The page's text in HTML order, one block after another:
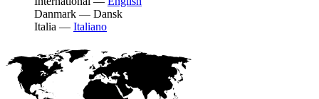
Danmark — Dansk
Italia — Italiano